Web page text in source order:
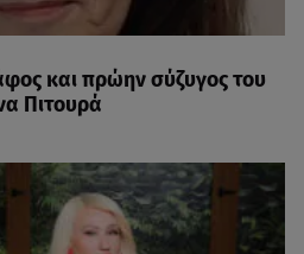
και πρώην σύζυγος του
Πιτουρά